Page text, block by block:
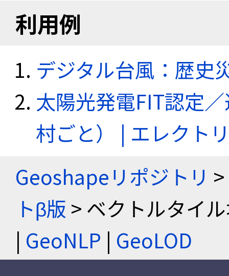
利用例
デジタル台風：歴史
太陽光発電FIT認定
村ごと） | エレクト
Geoshapeリポジトリ >
トβ版 > ベクトルタイ
| GeoNLP | GeoLOD